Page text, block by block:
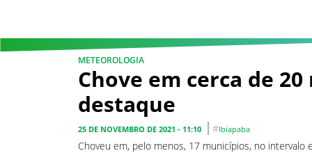
METEOROLOGIA
Chove em cerca de
destaque
25 DE NOVEMBRO DE 2021 - 11:10 #Ibiapaba
Choveu em, pelo menos, 17 municípios, no